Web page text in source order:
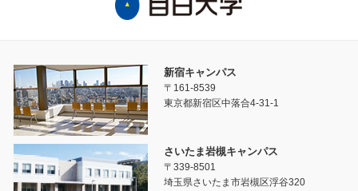
新宿キャンパス
〒161-8539
東京都新宿区中落合4-31-1
さいたま岩槻キャンパス
〒339-8501
埼玉県さいたま市岩槻区浮谷320